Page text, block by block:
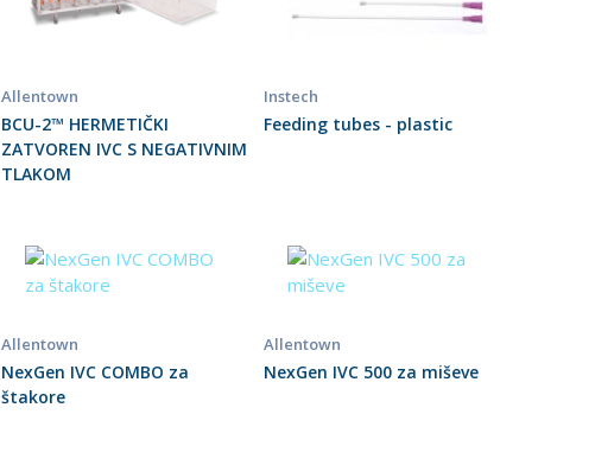
Allentown
BCU-2™ HERMETIČKI
ZATVOREN IVC S NEGATIVNIM
TLAKOM
Instech
Feeding tubes - plastic
Allentown
NexGen IVC COMBO za
štakore
Allentown
NexGen IVC 500 za miševe